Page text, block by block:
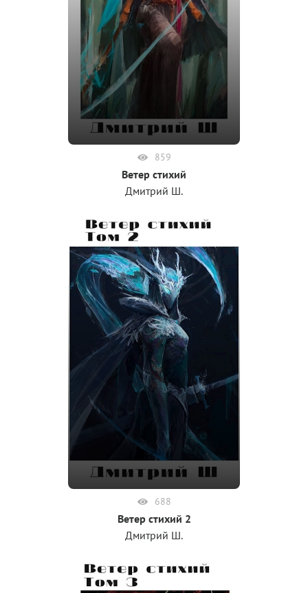
859
Ветер стихий
Дмитрий Ш.
688
Ветер стихий 2
Дмитрий Ш.